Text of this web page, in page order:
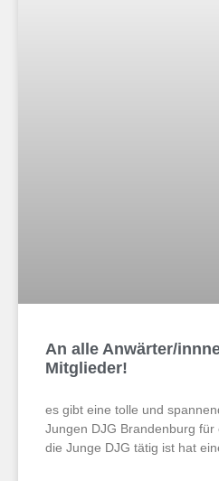
An alle Anwärter/
Mitglieder!
es gibt eine tolle und
Jungen DJG Brandenburg
die Junge DJG tätig ist hat